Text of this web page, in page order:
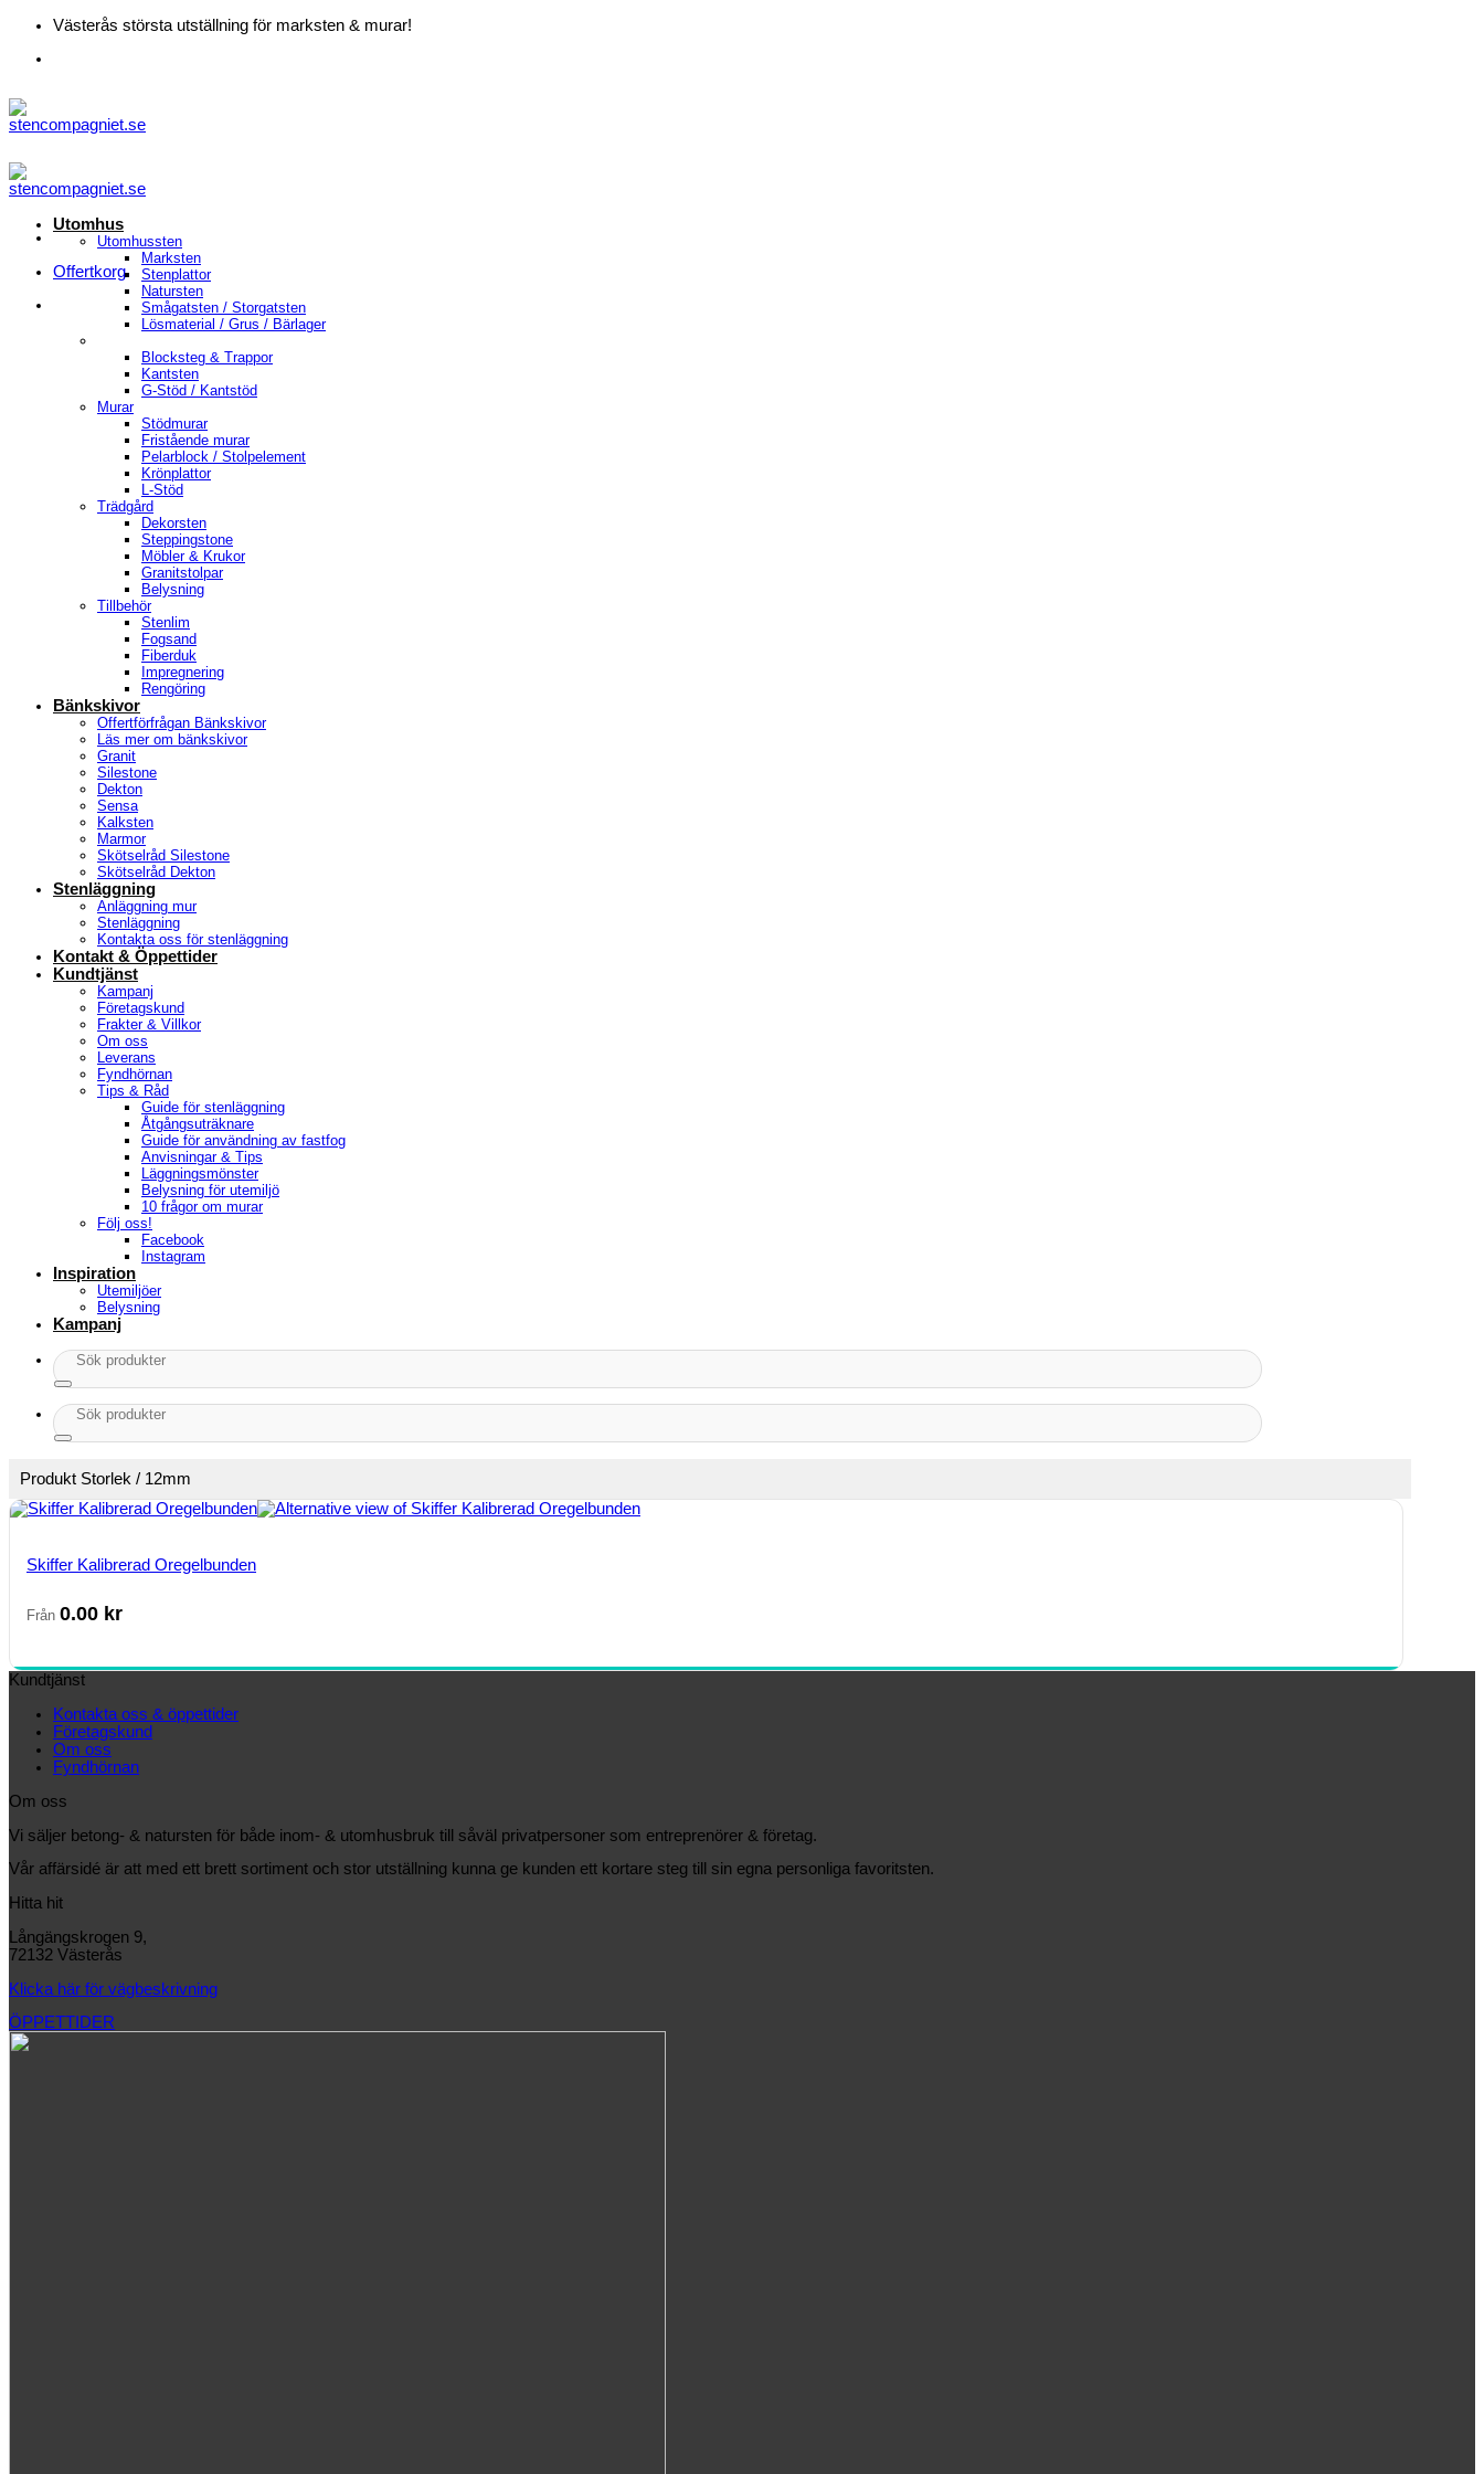
Skip
content
Västerås största utställning för marksten & murar!
Offertkorg
Utomhus
Utomhussten
Marksten
Stenplattor
Natursten
Smågatsten / Storgatsten
Lösmaterial / Grus / Bärlager
Blocksteg & Trappor
Kantsten
G-Stöd / Kantstöd
Murar
Stödmurar
Fristående murar
Pelarblock / Stolpelement
Krönplattor
L-Stöd
Trädgård
Dekorsten
Steppingstone
Möbler & Krukor
Granitstolpar
Belysning
Tillbehör
Stenlim
Fogsand
Fiberduk
Impregnering
Rengöring
Bänkskivor
Offertförfrågan Bänkskivor
Läs mer om bänkskivor
Granit
Silestone
Dekton
Sensa
Kalksten
Marmor
Skötselråd Silestone
Skötselråd Dekton
Stenläggning
Anläggning mur
Stenläggning
Kontakta oss för stenläggning
Kontakt & Öppettider
Kundtjänst
Kampanj
Företagskund
Frakter & Villkor
Om oss
Leverans
Fyndhörnan
Tips & Råd
Guide för stenläggning
Åtgångsuträknare
Guide för användning av fastfog
Anvisningar & Tips
Läggningsmönster
Belysning för utemiljö
10 frågor om murar
Följ oss!
Facebook
Instagram
Inspiration
Utemiljöer
Belysning
Kampanj
Sök
efter:
Sök
efter:
Produkt Storlek / 12mm
Skiffer Kalibrerad Oregelbunden
Från 0.00 kr
Kundtjänst
Kontakta oss & öppettider
Företagskund
Om oss
Fyndhörnan
Om oss
Vi säljer betong- & natursten för både inom- & utomhusbruk till såväl privatpersoner som entreprenörer & företag.
Vår affärsidé är att med ett brett sortiment och stor utställning kunna ge kunden ett kortare steg till sin egna personliga favoritsten.
Hitta hit
Långängskrogen 9,
72132 Västerås
Klicka här för vägbeskrivning
ÖPPETTIDER